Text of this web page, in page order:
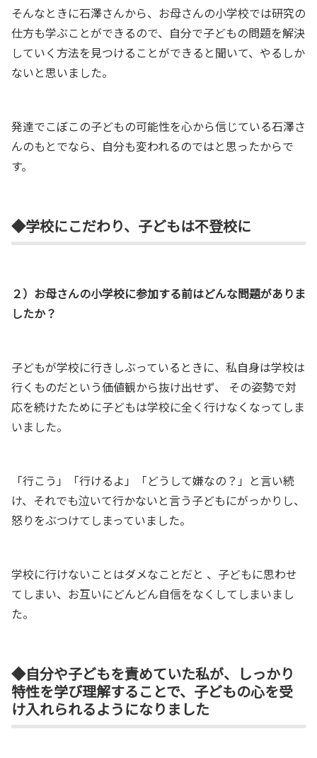
そんなときに石澤さんから、お母さんの小学校では研究の
仕方も学ぶことができるので、自分で子どもの問題を解決
していく方法を見つけることができると聞いて、やるしか
ないと思いました。
発達でこぼこの子どもの可能性を心から信じている石澤さ
んのもとでなら、自分も変われるのではと思ったからで
す。
◆学校にこだわり、子どもは不登校に
２）お母さんの小学校に参加する前はどんな問題がありま
したか？
子どもが学校に行きしぶっているときに、私自身は学校は
行くものだという価値観から抜け出せず、 その姿勢で対
応を続けたために子どもは学校に全く行けなくなってしま
いました。
「行こう」「行けるよ」「どうして嫌なの？」と言い続
け、それでも泣いて行かないと言う子どもにがっかりし、
怒りをぶつけてしまっていました。
学校に行けないことはダメなことだと 、子どもに思わせ
てしまい、お互いにどんどん自信をなくしてしまいまし
た。
◆自分や子どもを責めていた私が、しっかり
特性を学び理解することで、子どもの心を受
け入れられるようになりました